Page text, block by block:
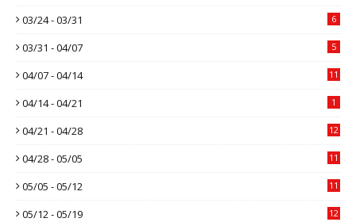
03/24 - 03/31 6
03/31 - 04/07 5
04/07 - 04/14 11
04/14 - 04/21 1
04/21 - 04/28 12
04/28 - 05/05 11
05/05 - 05/12 11
05/12 - 05/19 12